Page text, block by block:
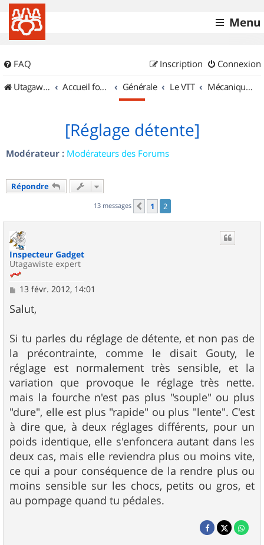
Menu
FAQ Connexion
Inscription
UtagawaVTT (Randos VTT et VTTAE avec traces GPS)
Accueil forum Générale Le VTT Mécanique et Entretiens
[Réglage détente]
Modérateur : Modérateurs des Forums
Répondre
13 messages Précédent
1 2
Inspecteur Gadget
Utagawiste expert
M
s
s
g
e
13 févr. 2012, 14:01
Salut,
Si tu parles du réglage de détente, et non pas de
la précontrainte, comme le disait Gouty, le
réglage est normalement très sensible, et la
variation que provoque le réglage très nette.
mais la fourche n'est pas plus "souple" ou plus
"dure", elle est plus "rapide" ou plus "lente". C'est
à dire que, à deux réglages différents, pour un
poids identique, elle s'enfoncera autant dans les
deux cas, mais elle reviendra plus ou moins vite,
ce qui a pour conséquence de la rendre plus ou
moins sensible sur les chocs, petits ou gros, et
au pompage quand tu pédales.